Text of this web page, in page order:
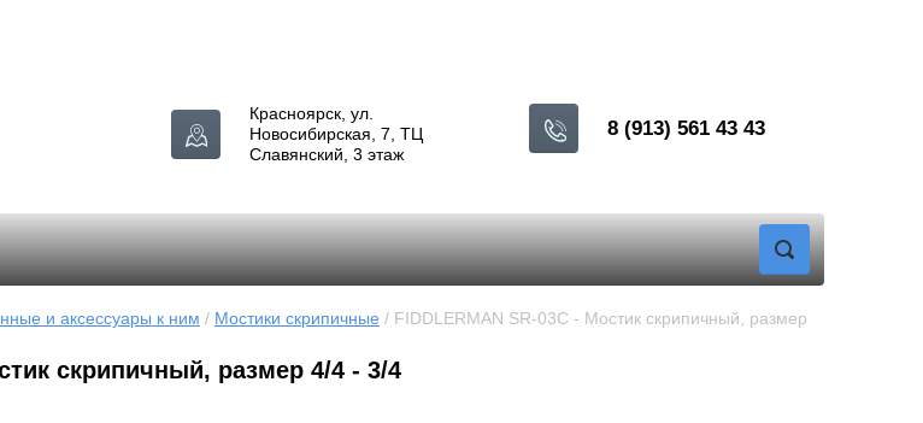
8 (913) 561 43 43
Красноярск, ул.
Новосибирская, 7, ТЦ
Славянский, 3 этаж
и аксессуары к ним / Мостики скрипичные / FIDDLERMAN SR-03C - Мостик скрипичный, размер
скрипичный, размер 4/4 - 3/4